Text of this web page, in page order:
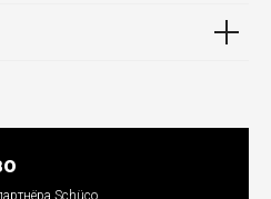
Schüco